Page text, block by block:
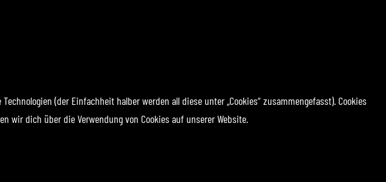
(der Einfachheit halber werden all diese unter „Cookies“ zusammengefasst). Cookies
dich über die Verwendung von Cookies auf unserer Website.